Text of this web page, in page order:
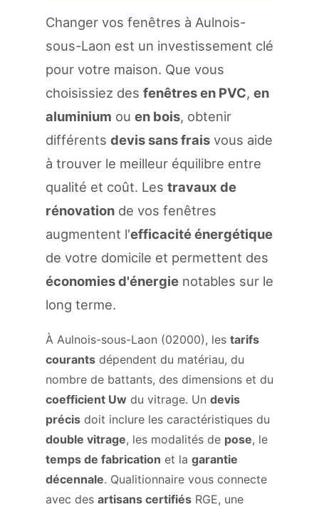
Changer vos fenêtres à Aulnois-
sous-Laon est un investissement clé
pour votre maison. Que vous
choisissiez des fenêtres en PVC, en
aluminium ou en bois, obtenir
différents devis sans frais vous aide
à trouver le meilleur équilibre entre
qualité et coût. Les travaux de
rénovation de vos fenêtres
augmentent l'efficacité énergétique
de votre domicile et permettent des
économies d'énergie notables sur le
long terme.
À Aulnois-sous-Laon (02000), les tarifs
courants dépendent du matériau, du
nombre de battants, des dimensions et du
coefficient Uw du vitrage. Un devis
précis doit inclure les caractéristiques du
double vitrage, les modalités de pose, le
temps de fabrication et la garantie
décennale. Qualitionnaire vous connecte
avec des artisans certifiés RGE, une